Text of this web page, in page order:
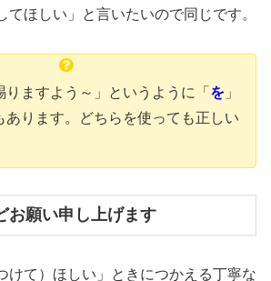
てほしい」と言いたいので同じです。
りますよう～」というように「 を 」
あります。どちらを使っても正しい
願い申し上げます
けて）ほしい」ときにつかえる丁寧な